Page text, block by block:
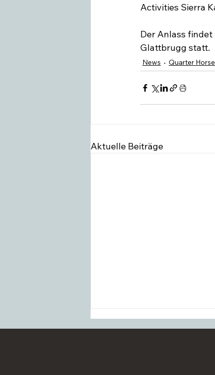
Activities Sierra
Der Anlass findet
Glattbrugg statt.
News Quarter Horse
Aktuelle Beiträge